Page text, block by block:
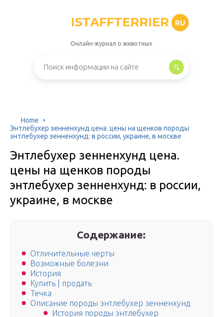
ISTAFFTERRIER RU
Онлайн-журнал о животных
Home
Энтлебухер зенненхунд цена. цены на щенков породы
энтлебухер зенненхунд: в россии, украине, в москве
Энтлебухер зенненхунд цена.
цены на щенков породы
энтлебухер зенненхунд: в россии,
украине, в москве
Содержание:
Отличительные черты
Возможные болезни
История
Купить | продать
Течка
Описание породы энтлебухер зенненхунд
История породы энтлебухер